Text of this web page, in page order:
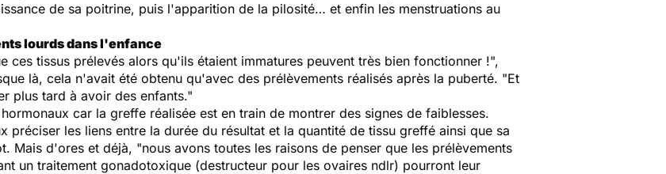
de sa poitrine, puis l'apparition de la pilosité… et enfin les menstruations au
lourds dans l'enfance
ces tissus prélevés alors qu'ils étaient immatures peuvent très bien fonctionner !",
là, cela n'avait été obtenu qu'avec des prélèvements réalisés après la puberté. "Et
plus tard à avoir des enfants."
car la greffe réalisée est en train de montrer des signes de faiblesses.
préciser les liens entre la durée du résultat et la quantité de tissu greffé ainsi que sa
Mais d'ores et déjà, "nous avons toutes les raisons de penser que les prélèvements
un traitement gonadotoxique (destructeur pour les ovaires ndlr) pourront leur